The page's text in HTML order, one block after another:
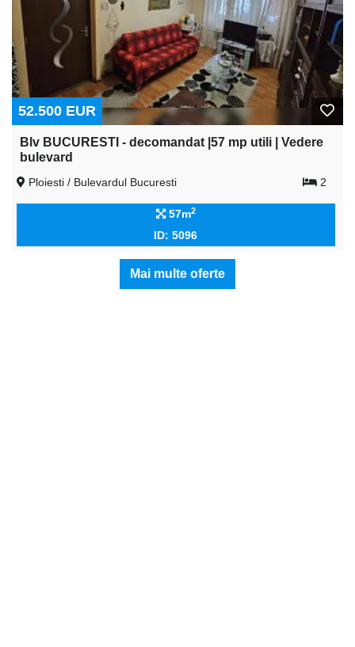
52.500 EUR
Blv BUCURESTI - decomandat |57 mp utili | Vedere
bulevard
Ploiesti / Bulevardul Bucuresti 2
57m2
ID: 5096
Mai multe oferte